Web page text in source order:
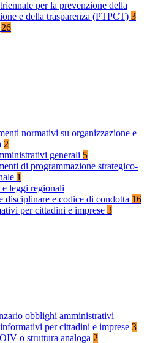
per la prevenzione della
e della trasparenza (PTPCT) 3
26
normativi su organizzazione e
2
generali 5
di programmazione strategico-
1
e leggi regionali
disciplinare e codice di condotta 16
per cittadini e imprese 3
obblighi amministrativi
per cittadini e imprese 3
o struttura analoga 2